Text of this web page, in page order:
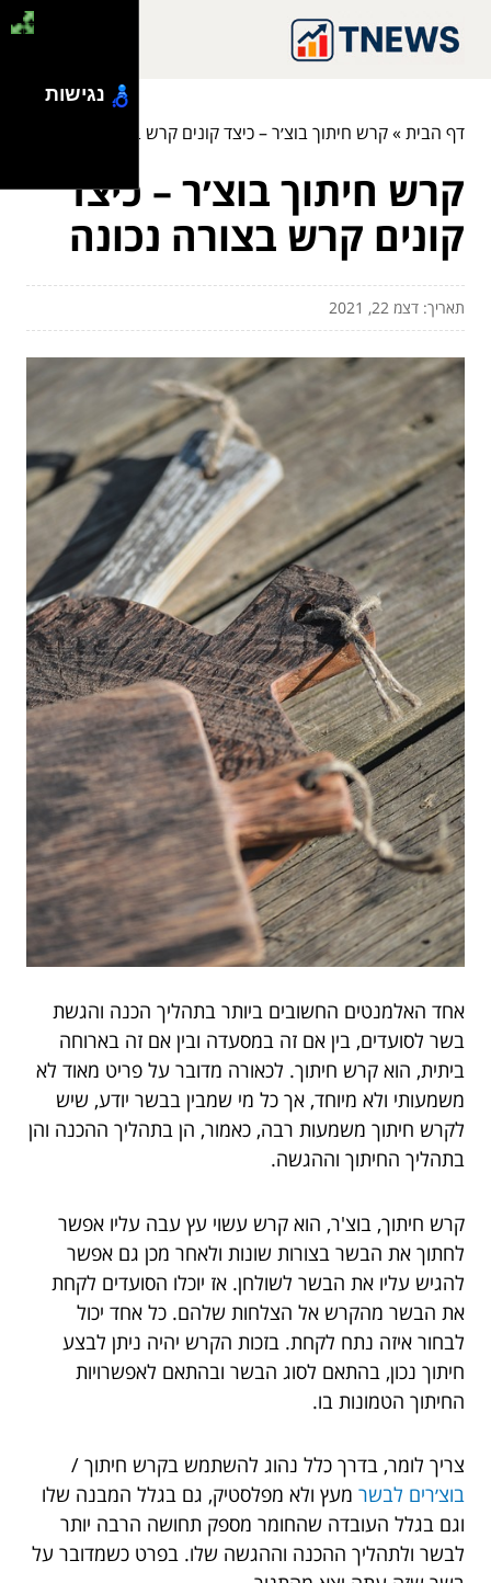
דף הבית»קרש חיתוך בוצ׳ר – כיצד קונים קרש בצורה נכונה
קרש חיתוך בוצ׳ר – כיצד
קונים קרש בצורה נכונה
תאריך: דצמ 22, 2021
אחד האלמנטים החשובים ביותר בתהליך הכנה והגשת
בשר לסועדים, בין אם זה במסעדה ובין אם זה בארוחה
ביתית, הוא קרש חיתוך. לכאורה מדובר על פריט מאוד לא
משמעותי ולא מיוחד, אך כל מי שמבין בבשר יודע, שיש
לקרש חיתוך משמעות רבה, כאמור, הן בתהליך ההכנה והן
בתהליך החיתוך וההגשה.
קרש חיתוך, בוצ'ר, הוא קרש עשוי עץ עבה עליו אפשר
לחתוך את הבשר בצורות שונות ולאחר מכן גם אפשר
להגיש עליו את הבשר לשולחן. אז יוכלו הסועדים לקחת
את הבשר מהקרש אל הצלחות שלהם. כל אחד יכול
לבחור איזה נתח לקחת. בזכות הקרש יהיה ניתן לבצע
חיתוך נכון, בהתאם לסוג הבשר ובהתאם לאפשרויות
החיתוך הטמונות בו.
צריך לומר, בדרך כלל נהוג להשתמש בקרש חיתוך /
בוצ׳רים לבשר מעץ ולא מפלסטיק, גם בגלל המבנה שלו
וגם בגלל העובדה שהחומר מספק תחושה הרבה יותר
לבשר ולתהליך ההכנה וההגשה שלו. בפרט כשמדובר על
נגישות